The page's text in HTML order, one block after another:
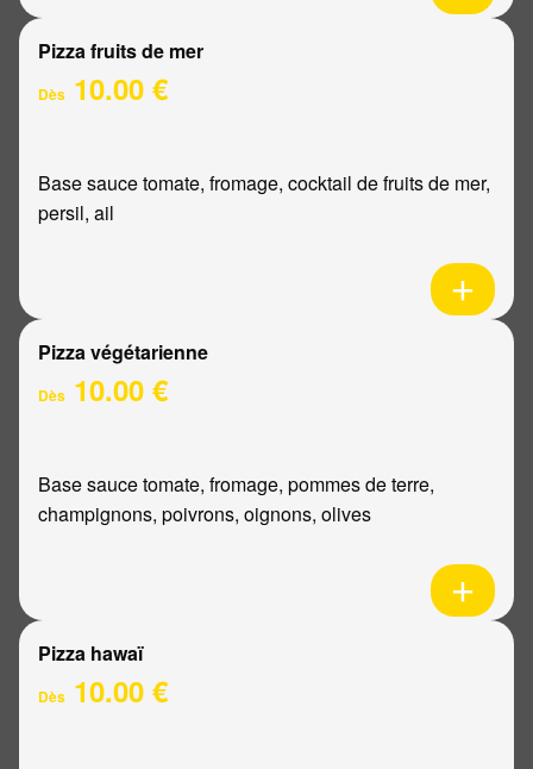
Pizza fruits de mer
Dès 10.00 €
Base sauce tomate, fromage, cocktail de fruits de mer,
persil, ail
Pizza végétarienne
Dès 10.00 €
Base sauce tomate, fromage, pommes de terre,
champignons, poivrons, oignons, olives
Pizza hawaï
Dès 10.00 €